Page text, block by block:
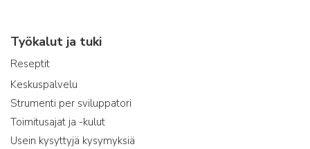
Työkalut ja tuki
Reseptit
Keskuspalvelu
Strumenti per sviluppatori
Toimitusajat ja -kulut
Usein kysyttyjä kysymyksiä